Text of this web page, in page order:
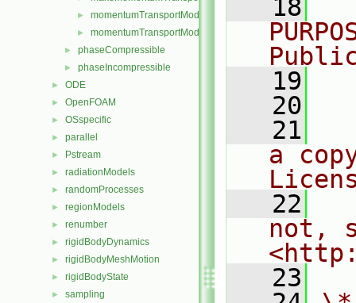
► momentumTransportModel.C
► momentumTransportModel.H
► phaseCompressible
► phaseIncompressible
► ODE
► OpenFOAM
► OSspecific
► parallel
► Pstream
► radiationModels
► randomProcesses
► regionModels
► renumber
► rigidBodyDynamics
► rigidBodyMeshMotion
► rigidBodyState
► sampling
   18
   19
   20
   21
a
   22
not,
   23